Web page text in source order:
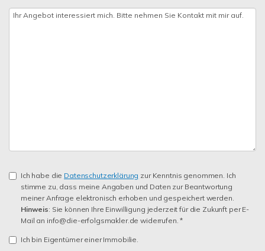
Ich habe die Datenschutzerklärung zur Kenntnis genommen. Ich
stimme zu, dass meine Angaben und Daten zur Beantwortung
meiner Anfrage elektronisch erhoben und gespeichert werden.
Hinweis: Sie können Ihre Einwilligung jederzeit für die Zukunft per E-
Mail an info@die-erfolgsmakler.de widerrufen. *
Ich bin Eigentümer einer Immobilie.